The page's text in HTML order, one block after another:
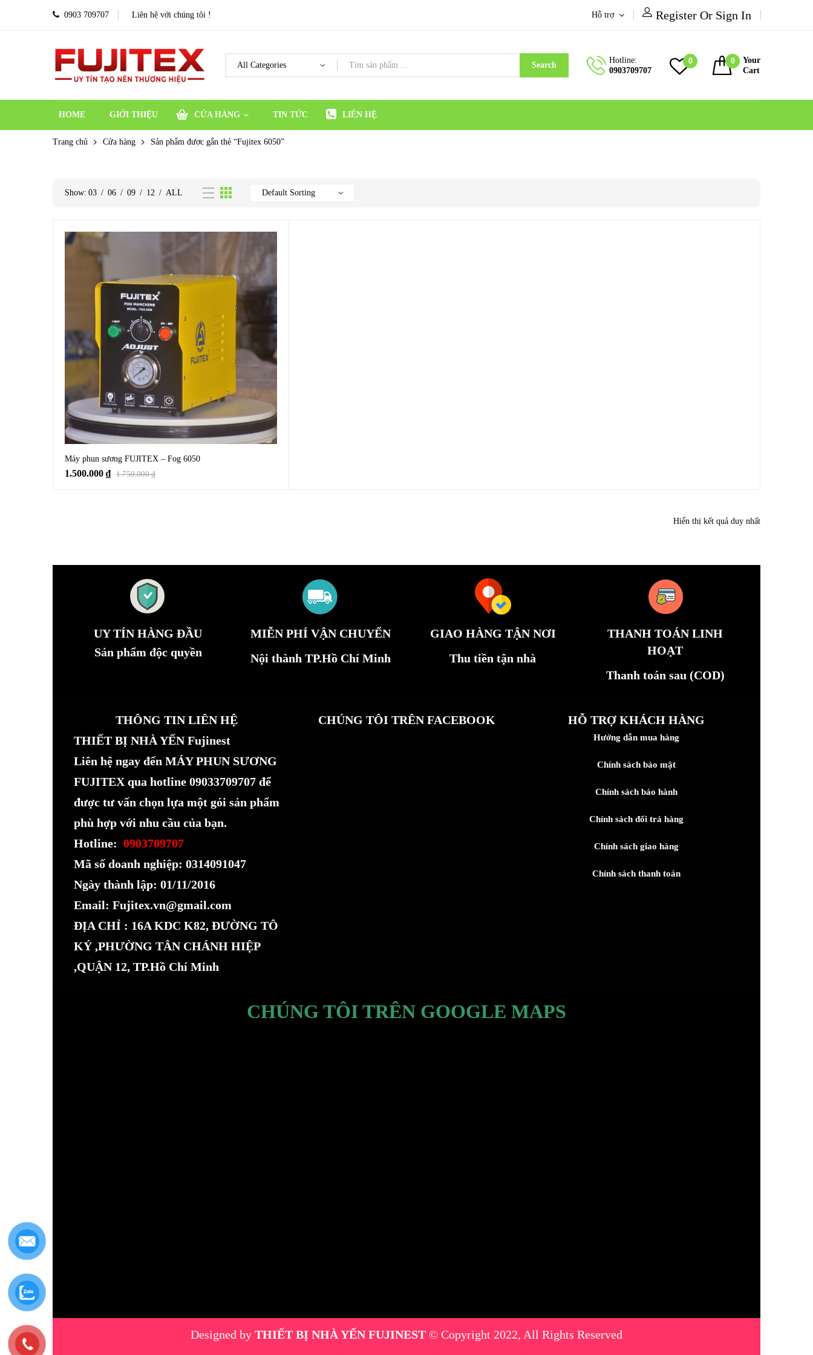
0903 709707 Liên hệ với chúng tôi ! Hỗ trợ Register Or Sign In
Search
Hotline:
0903709707
0 0
Your
Cart
HOME GIỚI THIỆU CỬA HÀNG TIN TỨC LIÊN HỆ
Trang chủ Cửa hàng Sản phẩm được gắn thẻ “Fujitex 6050”
Show: 03 / 06 / 09 / 12 / ALL
Máy phun sương FUJITEX – Fog 6050
1.750.000₫
1.500.000 ₫
Hiển thị kết quả duy nhất
UY TÍN HÀNG ĐẦU
Sản phẩm độc quyền
MIỄN PHÍ VẬN CHUYỂN
Nội thành TP.Hồ Chí Minh
GIAO HÀNG TẬN NƠI
Thu tiền tận nhà
THANH TOÁN LINH
HOẠT
Thanh toán sau (COD)
THÔNG TIN LIÊN HỆ
THIẾT BỊ NHÀ YẾN Fujinest
Liên hệ ngay đến MÁY PHUN SƯƠNG
FUJITEX qua hotline 09033709707 để
được tư vấn chọn lựa một gói sản phẩm
phù hợp với nhu cầu của bạn.
Hotline: 0903709707
Mã số doanh nghiệp: 0314091047
Ngày thành lập: 01/11/2016
Email: Fujitex.vn@gmail.com
ĐỊA CHỈ : 16A KDC K82, ĐƯỜNG TÔ
KÝ ,PHƯỜNG TÂN CHÁNH HIỆP
,QUẬN 12, TP.Hồ Chí Minh
CHÚNG TÔI TRÊN FACEBOOK HỖ TRỢ KHÁCH HÀNG
Hướng dẫn mua hàng
Chính sách bảo mật
Chính sách bảo hành
Chính sách đổi trả hàng
Chính sách giao hàng
Chính sách thanh toán
CHÚNG TÔI TRÊN GOOGLE MAPS
Designed by THIẾT BỊ NHÀ YẾN FUJINEST © Copyright 2022, All Rights Reserved